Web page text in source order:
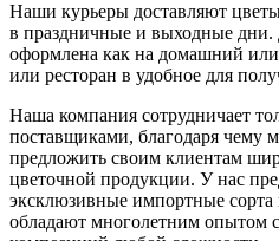
Наши курьеры доставляют
в праздничные и выходные дни.
оформлена как на домашний или
или ресторан в удобное для
Наша компания сотрудничает
поставщиками, благодаря чему
предложить своим клиентам
цветочной продукции. У нас
эксклюзивные импортные
обладают многолетним опытом